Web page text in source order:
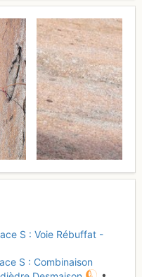
S : Voie Rébuffat -
S : Combinaison